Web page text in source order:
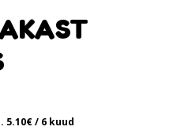
5.10€/ 6 kuud